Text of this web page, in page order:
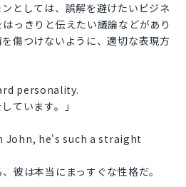
としては、誤解を避けたいビジネ
っきりと伝えたい議論などがあり
傷つけないように、適切な表現方
personality.
ています。」
John, he's such a straight
彼は本当にまっすぐな性格だ。